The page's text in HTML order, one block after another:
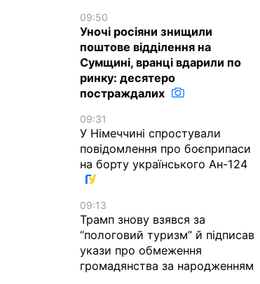
09:50
Уночі росіяни знищили
поштове відділення на
Сумщині, вранці вдарили по
ринку: десятеро
постраждалих
09:31
У Німеччині спростували
повідомлення про боєприпаси
на борту українського Ан-124
09:13
Трамп знову взявся за
“пологовий туризм” й підписав
укази про обмеження
громадянства за народженням